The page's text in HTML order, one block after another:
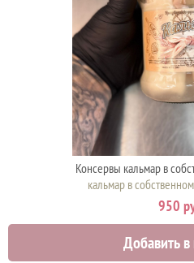
Консервы кальмар в
кальмар в
950
Добавить в